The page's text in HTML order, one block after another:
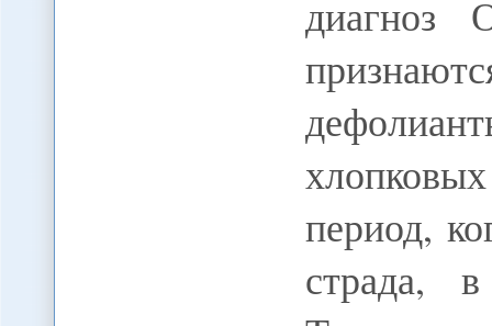
диагноз
период,
страда,